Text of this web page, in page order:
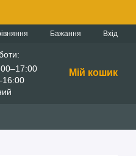
Бажання Вхід
Мій кошик